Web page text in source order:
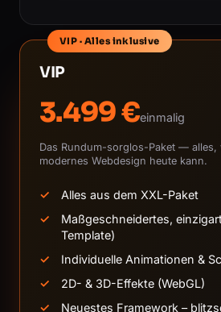
VIP · Alles inklusive
VIP
3.499 €einmalig
Das Rundum-sorglos-Paket — alles,
modernes Webdesign heute kann.
Alles aus dem XXL-Paket
Maßgeschneidertes,
Template)
Individuelle Animationen &
2D- & 3D-Effekte (WebGL)
Neuestes Framework –